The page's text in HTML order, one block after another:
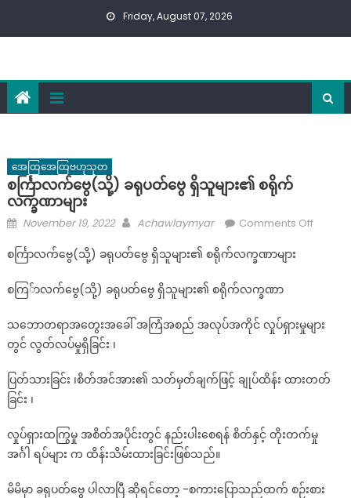
Friday, August 07, 2026
အေထြအေထြဗဟုသုတ
စင်္ကြာလက်ဗွေ(သို့) ခရုပတ်ဗွေ ရှိသူများ၏ စရိုက်
လက္ခဏာများ
Posted
November 19, 2022 Author
Achawlaymyar Comments Offon
ရှိ
လက္ခဏ
စင်္ကြာလက်ဗွေ(သို့) ခရုပတ်ဗွေ ရှိသူများ၏ စရိုက်လက္ခဏာများ
စကြ်ာလက်ဗွေ(သို့) ခရုပတ်ဗွေ ရှိသူများ၏ စရိုက်လက္ခဏာ
သဘောတရာအတွေးအခေါ် အကြံအစည် အလုပ်အကိုင် လှုပ်ရှားမှုများ
တွင် လွတ်လပ်မှုရှိခြင်း ၊
ပြတ်သားခြင်း ၊စိတ်အင်အား၏ သတ်မှတ်ချက်ဖြင့် ချုပ်ထိန်း ထားတတ်
ခြင်း ၊
လှုပ်ရှားထကြွမှု အစိတ်အပိုင်းတွင် နည်းပါးစေရန် စိတ်နှင့် တိုးတက်မှု
အင်္ဂါ ရပ်များ က ထိန်းသိမ်းထားခြင်းဖြစ်သည်။
မိမိမှာ ခရုပတ်ဗွေ ပါလာပြီ ဆိုရင်တော့ -စကားပြောသည်ထက် စဉ်းစား